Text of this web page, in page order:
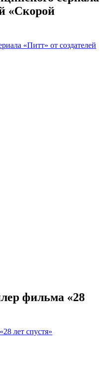
«Скорой
«Питт» от создателей
фильма «28
лет спустя»